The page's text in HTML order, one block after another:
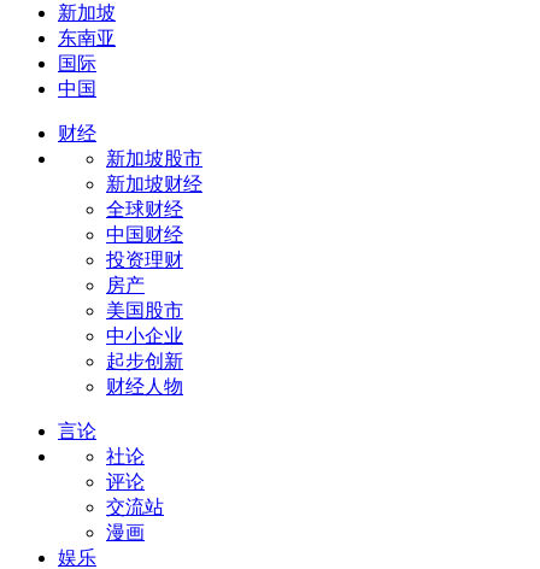
新加坡
东南亚
国际
中国
财经
新加坡股市
新加坡财经
全球财经
中国财经
投资理财
房产
美国股市
中小企业
起步创新
财经人物
言论
社论
评论
交流站
漫画
娱乐